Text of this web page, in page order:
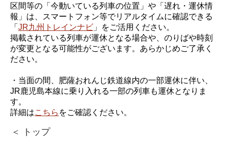
区間等の「今動いている列車の位置」や「遅れ・運休情
報」は、スマートフォン等でリアルタイムに確認できる
「JR九州トレインナビ 」をご活用ください。
掲載されている列車が運休となる場合や、のりばや時刻
が変更となる可能性がございます。あらかじめご了承く
ださい。
・当面の間、肥薩おれんじ鉄道線内の一部運休に伴い、
JR鹿児島本線に乗り入れる一部の列車も運休となりま
す。
詳細はこちら をご確認ください。
＜ トップ